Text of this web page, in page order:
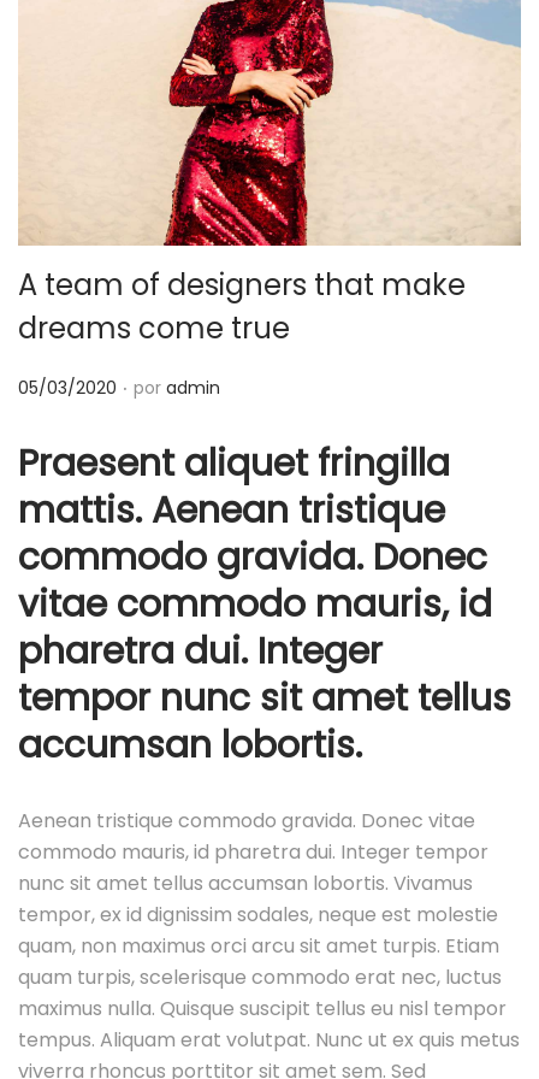
c
i
ó
n
d
o
A team of designers that make
dreams come true
P
b
i
c
d
o
e
05/03/2020 . por admin
Praesent aliquet fringilla
mattis. Aenean tristique
commodo gravida. Donec
vitae commodo mauris, id
pharetra dui. Integer
tempor nunc sit amet tellus
accumsan lobortis.
Aenean tristique commodo gravida. Donec vitae
commodo mauris, id pharetra dui. Integer tempor
nunc sit amet tellus accumsan lobortis. Vivamus
tempor, ex id dignissim sodales, neque est molestie
quam, non maximus orci arcu sit amet turpis. Etiam
quam turpis, scelerisque commodo erat nec, luctus
maximus nulla. Quisque suscipit tellus eu nisl tempor
tempus. Aliquam erat volutpat. Nunc ut ex quis metus
viverra rhoncus porttitor sit amet sem. Sed